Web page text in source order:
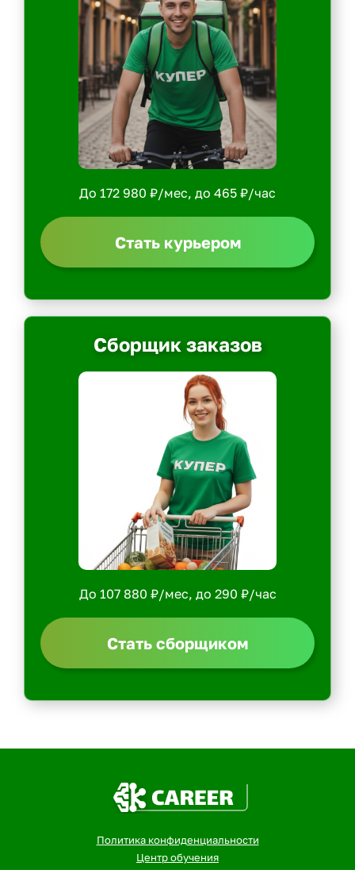
До 172 980 ₽/мес, до 465 ₽/час
Стать курьером
Сборщик заказов
До 107 880 ₽/мес, до 290 ₽/час
Стать сборщиком
Политика конфиденциальности
Центр обучения